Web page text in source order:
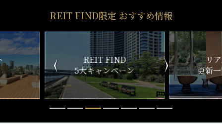
仲介手数料0円～ 初期費用お問い合わせ
気になる物件を
5分以内で回答